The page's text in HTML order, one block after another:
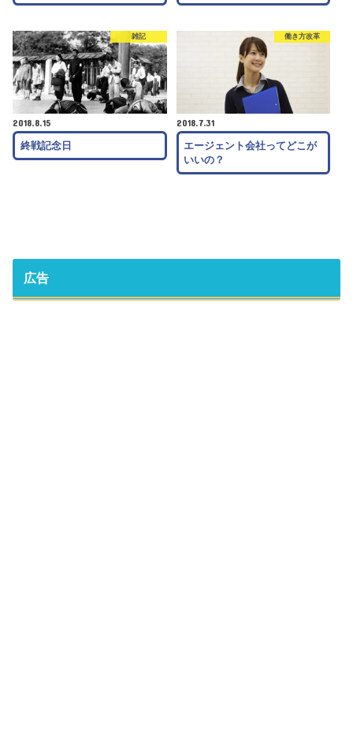
雑記
2018.8.15
終戦記念日
働き方改革
2018.7.31
エージェント会社ってどこが
いいの？
広告